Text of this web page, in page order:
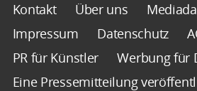
Kontakt Über uns
Impressum
Datenschutz
PR für Künstler
Werbung für
Eine Pressemitteilung